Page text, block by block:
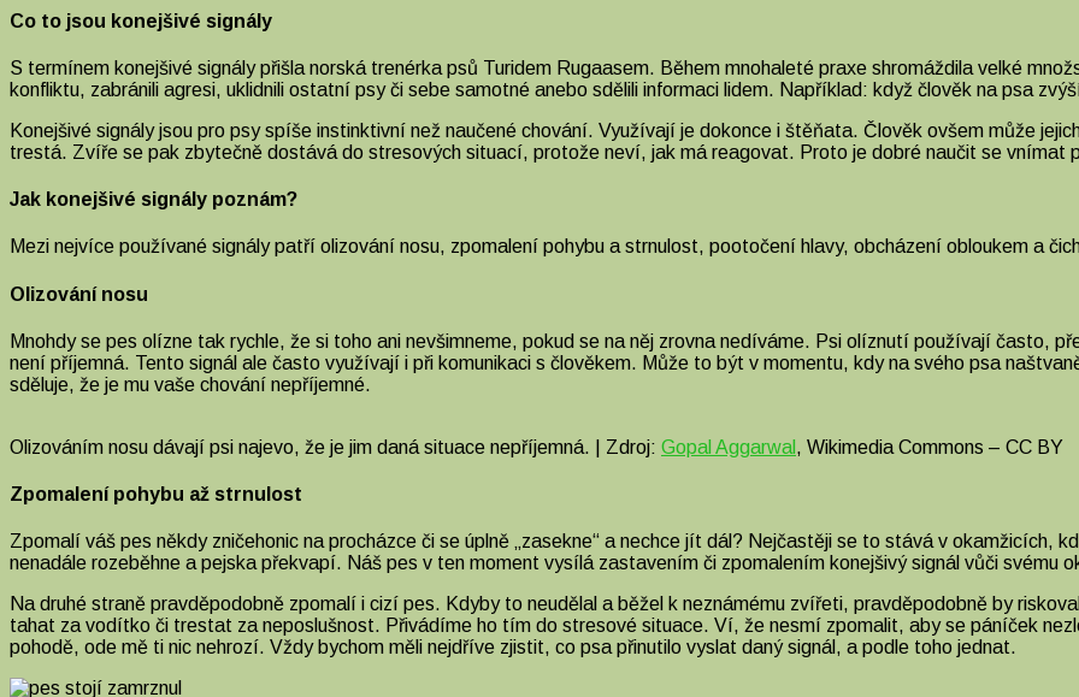
že
se
něco
nelíbí?
Co to jsou konejšivé signály
S termínem konejšivé signály přišla norská trenérka psů Turidem Rugaasem. Během mnohaleté praxe shromáždila velké
konfliktu, zabránili agresi, uklidnili ostatní psy či sebe samotné anebo sdělili informaci lidem. Například: když člověk na psa
Konejšivé signály jsou pro psy spíše instinktivní než naučené chování. Využívají je dokonce i štěňata. Člověk ovšem může
trestá. Zvíře se pak zbytečně dostává do stresových situací, protože neví, jak má reagovat. Proto je dobré naučit se vnímat
Jak konejšivé signály poznám?
Mezi nejvíce používané signály patří olizování nosu, zpomalení pohybu a strnulost, pootočení hlavy, obcházení obloukem a
Olizování nosu
Mnohdy se pes olízne tak rychle, že si toho ani nevšimneme, pokud se na něj zrovna nedíváme. Psi olíznutí používají často,
není příjemná. Tento signál ale často využívají i při komunikaci s člověkem. Může to být v momentu, kdy na svého psa
sděluje, že je mu vaše chování nepříjemné.
Olizováním nosu dávají psi najevo, že je jim daná situace nepříjemná. | Zdroj: Gopal Aggarwal , Wikimedia Commons – CC BY
Zpomalení pohybu až strnulost
Zpomalí váš pes někdy zničehonic na procházce či se úplně „zasekne“ a nechce jít dál? Nejčastěji se to stává v okamžicích,
nenadále rozeběhne a pejska překvapí. Náš pes v ten moment vysílá zastavením či zpomalením konejšivý signál vůči svému
Na druhé straně pravděpodobně zpomalí i cizí pes. Kdyby to neudělal a běžel k neznámému zvířeti, pravděpodobně by
tahat za vodítko či trestat za neposlušnost. Přivádíme ho tím do stresové situace. Ví, že nesmí zpomalit, aby se páníček
pohodě, ode mě ti nic nehrozí. Vždy bychom měli nejdříve zjistit, co psa přinutilo vyslat daný signál, a podle toho jednat.